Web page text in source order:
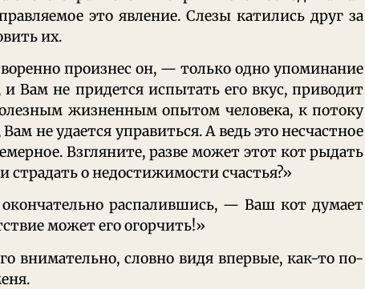
это явление. Слезы катились друг за
их.
произнес он, — только одно упоминание
Вам не придется испытать его вкус, приводит
жизненным опытом человека, к потоку
не удается управиться. А ведь это несчастное
Взгляните, разве может этот кот рыдать
о недостижимости счастья?»
распалившись, — Ваш кот думает
может его огорчить!»
внимательно, словно видя впервые, как-то по-